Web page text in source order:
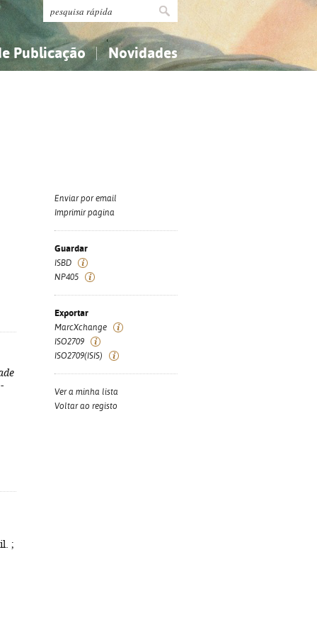
Publicação Novidades
;
Enviar por email
Imprimir página
Guardar
ISBD
NP405
Exportar
MarcXchange
ISO2709
ISO2709(ISIS)
Ver a minha lista
Voltar ao registo